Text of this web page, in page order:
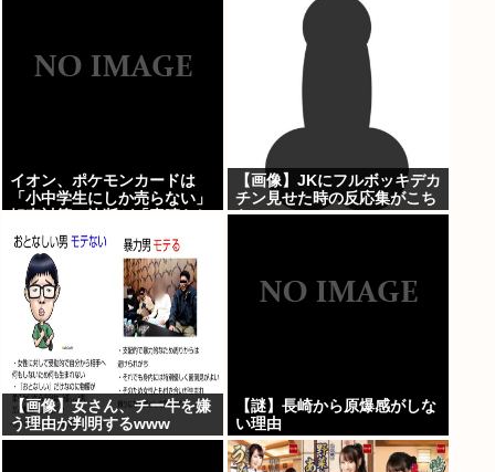
イオン、ポケモンカードは
「小中学生にしか売らない」
い」
【画像】JKにフルボッキデカ
チン見せた時の反応集がこち
らww
【画像】女さん、チー牛を嫌
う理由が判明するwww
【謎】長崎から原爆感がしな
い理由